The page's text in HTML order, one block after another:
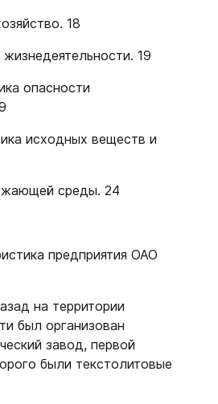
18
19
опасности
исходных веществ и
среды. 24
предприятия ОАО
на территории
был организован
завод, первой
были текстолитовые